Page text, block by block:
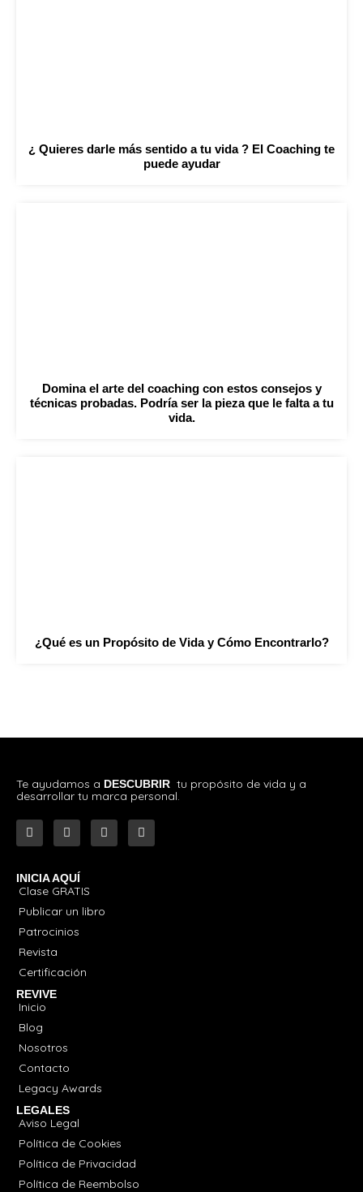
¿ Quieres darle más sentido a tu vida ? El Coaching te
puede ayudar
Domina el arte del coaching con estos consejos y
técnicas probadas. Podría ser la pieza que le falta a tu
vida.
¿Qué es un Propósito de Vida y Cómo Encontrarlo?
Te ayudamos a DESCUBRIR tu propósito de vida y a
desarrollar tu marca personal.
F
a
c
b
o
o
k
f
I
n
s
a
g
r
a
Y
o
u
G
r
a
INICIA AQUÍ
Clase GRATIS
Publicar un libro
Patrocinios
Revista
Certificación
REVIVE
Inicio
Blog
Nosotros
Contacto
Legacy Awards
LEGALES
Aviso Legal
Política de Cookies
Política de Privacidad
Política de Reembolso